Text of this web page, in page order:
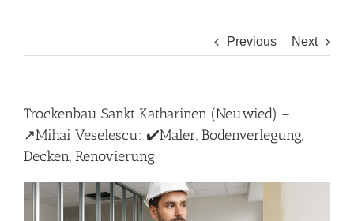
Previous Next
Trockenbau Sankt Katharinen (Neuwied) –
↗️Mihai Veselescu: ✔️Maler, Bodenverlegung,
Decken, Renovierung